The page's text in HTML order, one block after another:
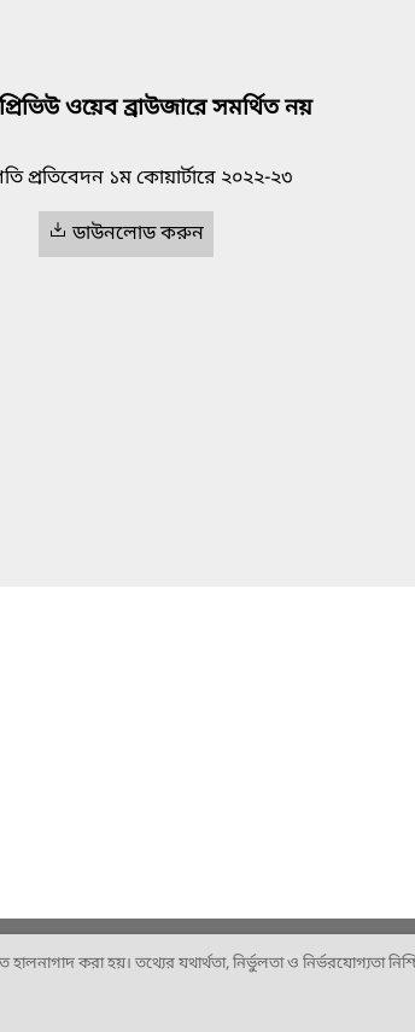
ওয়েব ব্রাউজারে সমর্থিত নয়
প্রতিবেদন ১ম কোয়ার্টারে ২০২২-২৩
ডাউনলোড করুন
করা হয়। তথ্যের যথার্থতা, নির্ভুলতা ও নির্ভরযোগ্যতা